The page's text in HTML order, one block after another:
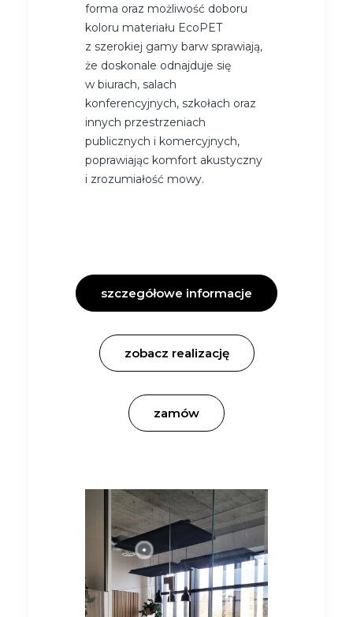
forma oraz możliwość doboru
koloru materiału EcoPET
z szerokiej gamy barw sprawiają,
że doskonale odnajduje się
w biurach, salach
konferencyjnych, szkołach oraz
innych przestrzeniach
publicznych i komercyjnych,
poprawiając komfort akustyczny
i zrozumiałość mowy.
szczegółowe informacje
zobacz realizację
zamów